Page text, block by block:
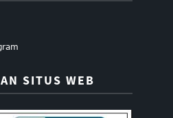
SITUS WEB